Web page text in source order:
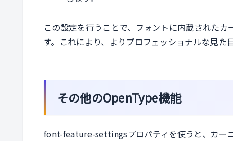
この設定を行うことで、フォントに内蔵された
す。これにより、よりプロフェッショナルな見た
その他のOpenType機能
font-feature-settingsプロパティを使うと、カー